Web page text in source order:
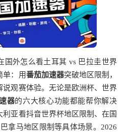
外怎么看土耳其 vs 巴拉圭世界
单：用番茄加速器突破地区限制，
说观赛体验。无论是欧洲杯、世界
器的六大核心功能都能帮你解决
亚看抖音世界杯地区限制、在国
拿马地区限制等具体场景。2026